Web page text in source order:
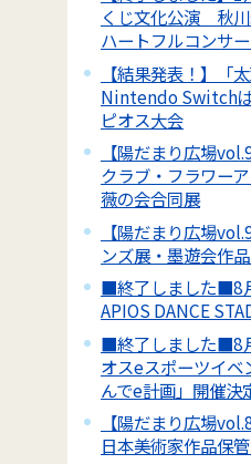
くじ文化公演 秋
ハートフルコンサ
【結果発表！】「
Nintendo Switch
ピオス大会
【陽だまり広場
クラブ・フラワー
薇の会合同展
【陽だまり広場
ンズ展・墨遊会作
■終了しました■8
APIOS DANCE
■終了しました■8
オスeスポーツイベ
んでe計画」開催決
【陽だまり広場
日本美術家作品保